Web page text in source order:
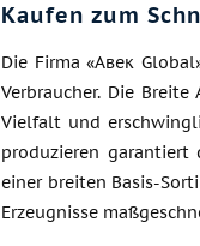
Kaufen zum
Die Firma «Авек
Verbraucher. Die
Vielfalt und
produzieren
einer breiten Basis-
Erzeugnisse